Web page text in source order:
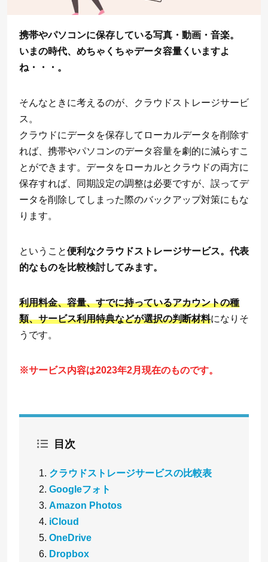
携帯やパソコンに保存している写真・動画・音楽。
いまの時代、めちゃくちゃデータ容量くいますよ
ね・・・。
そんなときに考えるのが、クラウドストレージサービ
ス。
クラウドにデータを保存してローカルデータを削除す
れば、携帯やパソコンのデータ容量を劇的に減らすこ
とができます。データをローカルとクラウドの両方に
保存すれば、同期設定の調整は必要ですが、誤ってデ
ータを削除してしまった際のバックアップ対策にもな
ります。
ということ便利なクラウドストレージサービス。代表
的なものを比較検討してみます。
利用料金、容量、すでに持っているアカウントの種
類、サービス利用特典などが選択の判断材料になりそ
うです。
※サービス内容は2023年2月現在のものです。
目次
クラウドストレージサービスの比較表
Googleフォト
Amazon Photos
iCloud
OneDrive
Dropbox